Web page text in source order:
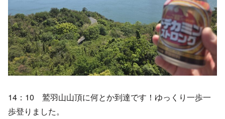
14：10 鷲羽山山頂に何とか到達です！ゆっくり一歩一
歩登りました。